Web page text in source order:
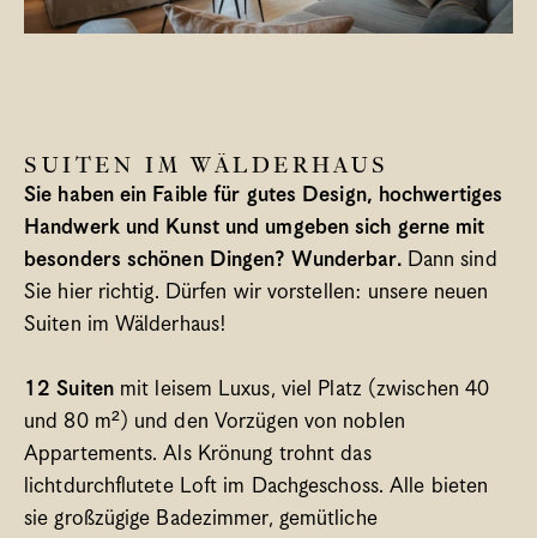
Hotel
Was ist wann los?
Meetings & Gruppen
Kontakt & Anreise
Sprache/Language
Select Language
Deutsch
SUITEN IM WÄLDERHAUS
Sie haben ein Faible für gutes Design, hochwertiges
Handwerk und Kunst und umgeben sich gerne mit
besonders schönen Dingen? Wunderbar. Dann sind
Sie hier richtig. Dürfen wir vorstellen: unsere neuen
Suiten im Wälderhaus!
12 Suiten mit leisem Luxus, viel Platz (zwischen 40
und 80 m²) und den Vorzügen von noblen
Appartements. Als Krönung trohnt das
lichtdurchflutete Loft im Dachgeschoss. Alle bieten
sie großzügige Badezimmer, gemütliche